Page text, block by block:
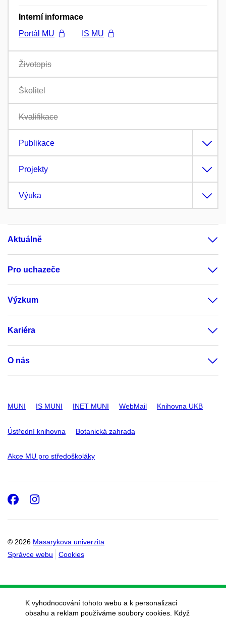
Interní informace
Portál MU
IS MU
Životopis
Školitel
Kvalifikace
Publikace
Projekty
Výuka
Aktuálně
Pro uchazeče
Výzkum
Kariéra
O nás
MUNI IS MUNI INET MUNI WebMail Knihovna UKB
Ústřední knihovna Botanická zahrada
Akce MU pro středoškoláky
© 2026 Masarykova univerzita
Správce webu
Cookies
Facebook
Instagram
K vyhodnocování tohoto webu a k personalizaci
obsahu a reklam používáme soubory cookies. Když